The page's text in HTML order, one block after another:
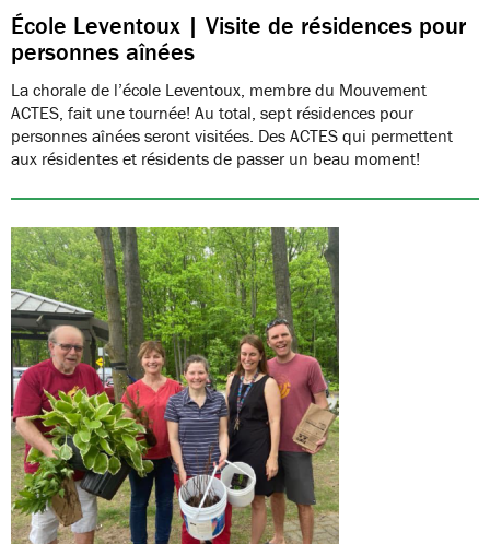
École Leventoux | Visite de résidences pour
personnes aînées
La chorale de l’école Leventoux, membre du Mouvement
ACTES, fait une tournée! Au total, sept résidences pour
personnes aînées seront visitées. Des ACTES qui permettent
aux résidentes et résidents de passer un beau moment!